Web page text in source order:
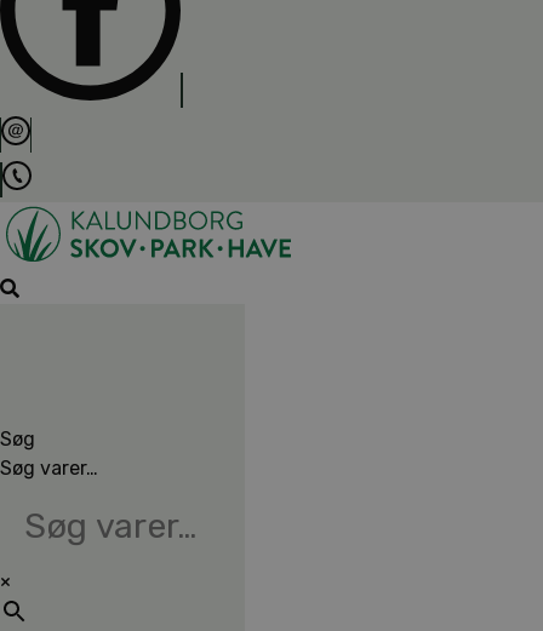
Søg
Søg varer…
×